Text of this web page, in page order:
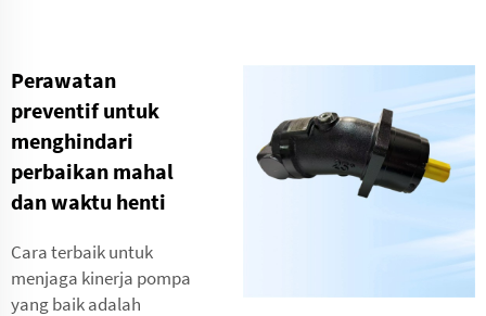
Perawatan
preventif untuk
menghindari
perbaikan mahal
dan waktu henti
Cara terbaik untuk
menjaga kinerja pompa
yang baik adalah